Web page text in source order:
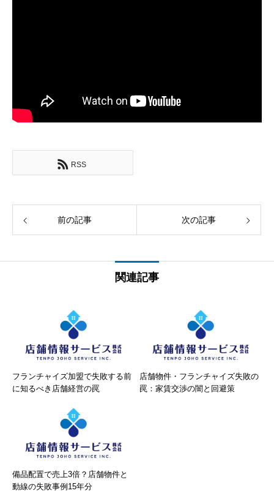
RSS
前の記事 次の記事
関連記事
フランチャイズ加盟で失敗する前
に知るべき店舗経営の罠
店舗物件・フランチャイズ失敗の
罠：家賃交渉の闇と回避策
備品配置で売上3倍？店舗物件と
動線の失敗事例15年分